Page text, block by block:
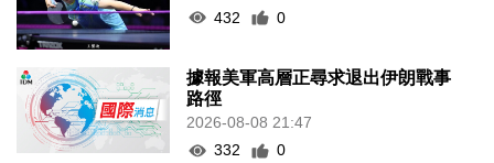
432
0
據報美軍高層正尋求退出伊朗戰事
路徑
2026-08-08 21:47
332
0